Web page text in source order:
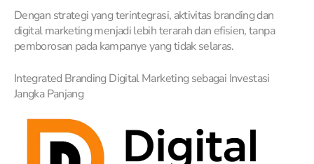
Dengan strategi yang terintegrasi, aktivitas branding dan
digital marketing menjadi lebih terarah dan efisien, tanpa
pemborosan pada kampanye yang tidak selaras.
Integrated Branding Digital Marketing sebagai Investasi
Jangka Panjang